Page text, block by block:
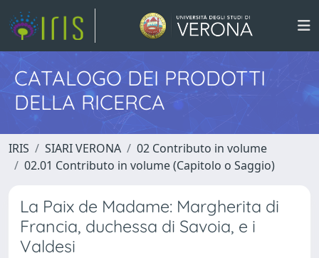
CATALOGO DEI PRODOTTI
DELLA RICERCA
IRIS SIARI VERONA
02 Contributo in volume
02.01 Contributo in volume (Capitolo o Saggio)
La Paix de Madame: Margherita di
Francia, duchessa di Savoia, e i
Valdesi